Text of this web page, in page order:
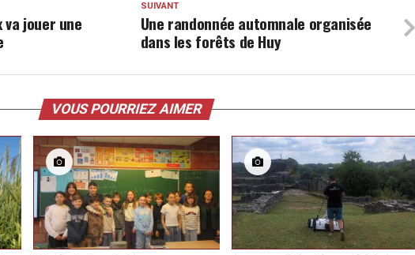
SUIVANT
Une randonnée automnale organisée
dans les forêts de Huy
va jouer une
VOUS POURRIEZ AIMER